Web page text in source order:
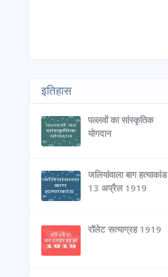
इतिहास
पल्लवों का सांस्कृतिक
योगदान
जलियांवाला बाग हत्याकांड
13 अप्रैल 1919
रॉलेट सत्याग्रह 1919